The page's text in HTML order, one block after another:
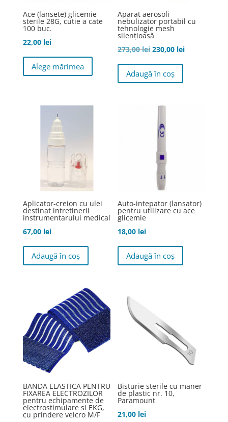
Ace (lansete) glicemie
sterile 28G, cutie a cate
100 buc.
22,00 lei
Alege mărimea
Acest
multe
pagina
produsului.
Aparat aerosoli
nebulizator portabil cu
tehnologie mesh
silențioasă
273,00lei Prețul
inițial
a
230,00 leiPrețul
Adaugă în coș
Aplicator-creion cu ulei
destinat intretinerii
instrumentarului medical
67,00 lei
Adaugă în coș
Auto-intepator (lansator)
pentru utilizare cu ace
glicemie
18,00 lei
Adaugă în coș
BANDA ELASTICA PENTRU
FIXAREA ELECTROZILOR
pentru echipamente de
electrostimulare si EKG,
cu prindere velcro M/F
Bisturie sterile cu maner
de plastic nr. 10,
Paramount
21,00 lei